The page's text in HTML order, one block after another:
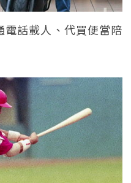
電話載人、代買便當陪